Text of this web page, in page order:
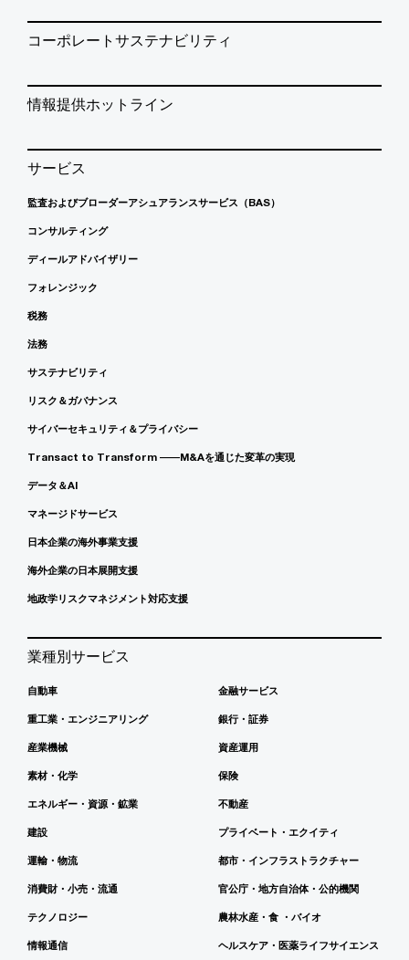
コーポレートサステナビリティ
情報提供ホットライン
サービス
監査およびブローダーアシュアランスサービス（BAS）
コンサルティング
ディールアドバイザリー
フォレンジック
税務
法務
サステナビリティ
リスク＆ガバナンス
サイバーセキュリティ＆プライバシー
Transact to Transform ――M&Aを通じた変革の実現
データ＆AI
マネージドサービス
日本企業の海外事業支援
海外企業の日本展開支援
地政学リスクマネジメント対応支援
業種別サービス
自動車
重工業・エンジニアリング
産業機械
素材・化学
エネルギー・資源・鉱業
建設
運輸・物流
消費財・小売・流通
テクノロジー
情報通信
金融サービス
銀行・証券
資産運用
保険
不動産
プライベート・エクイティ
都市・インフラストラクチャー
官公庁・地方自治体・公的機関
農林水産・食 ・バイオ
ヘルスケア・医薬ライフサイエンス